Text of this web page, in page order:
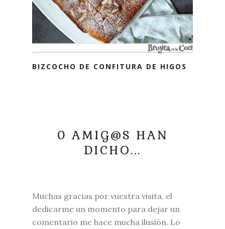
BIZCOCHO DE CONFITURA DE HIGOS
0 AMIG@S HAN
DICHO...
Muchas gracias por vuestra visita, el
dedicarme un momento para dejar un
comentario me hace mucha ilusión. Lo